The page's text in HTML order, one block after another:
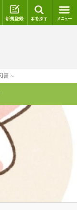
ログイン 新規登録
書～